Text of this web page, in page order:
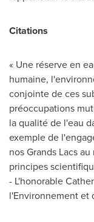
Citations
« Une réserve en
humaine,
conjointe de ces
préoccupations
la qualité de l'eau
exemple de
nos Grands Lacs
principes
- L'honorable
l'Environnement et